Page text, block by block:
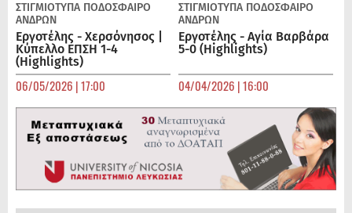
ΣΤΙΓΜΙΟΤΥΠΑ ΠΟΔΌΣΦΑΙΡΟ
ΑΝΔΡΏΝ
Εργοτέλης - Χερσόνησος |
Κύπελλο ΕΠΣΗ 1-4
(Highlights)
06/05/2026 | 17:00
ΣΤΙΓΜΙΟΤΥΠΑ ΠΟΔΌΣΦΑΙΡΟ
ΑΝΔΡΏΝ
Εργοτέλης - Αγία Βαρβάρα
5-0 (Highlights)
04/04/2026 | 16:00